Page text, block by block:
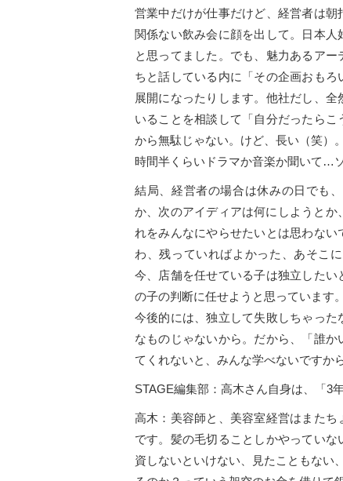
営業中だけが仕事だけど、経営者は朝
関係ない飲み会に顔を出して。日本人
と思ってました。でも、魅力あるア
ちと話している内に「その企画おも
展開になったりします。他社だし、
いることを相談して「自分だったら
から無駄じゃない。けど、長い（笑）
時間半くらいドラマか音楽か聞いて…
結局、経営者の場合は休みの日でも
か、次のアイディアは何にしようと
れをみんなにやらせたいとは思わな
わ、残っていればよかった、あそこ
今、店舗を任せている子は独立した
の子の判断に任せようと思っています。
今後的には、独立して失敗しちゃっ
なものじゃないから。だから、「誰
てくれないと、みんな学べないですか
STAGE編集部：高木さん自身は、「3
高木：美容師と、美容室経営はまた
です。髪の毛切ることしかやってい
資しないといけない、見たこともない